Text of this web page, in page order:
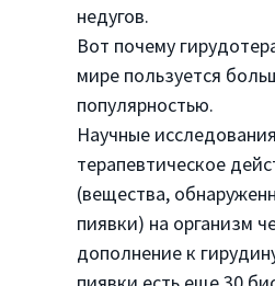
недугов.
Вот почему
мире пользуется
популярностью.
Научные
терапевтическое
(вещества,
пиявки) на организм
дополнение к